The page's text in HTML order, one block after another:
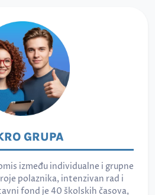
GRUPA
između individualne i grupne
polaznika, intenzivan rad i
fond je 40 školskih časova,